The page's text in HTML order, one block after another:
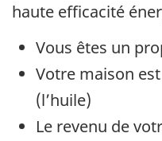
haute efficacité
Vous êtes un
Votre maison
(l’huile)
Le revenu de